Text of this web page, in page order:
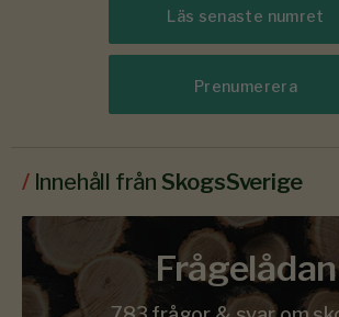
Läs senaste numret
Prenumerera
/ Innehåll från SkogsSverige
Frågelådan